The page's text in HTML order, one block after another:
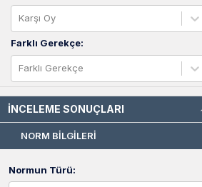
Karşı Oy
Farklı Gerekçe:
Farklı Gerekçe
İNCELEME SONUÇLARI
NORM BİLGİLERİ
Normun Türü: